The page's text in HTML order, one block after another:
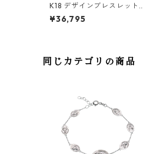
K18 デザインブレスレット
0.5mm
¥36,795
同じカテゴリの商品